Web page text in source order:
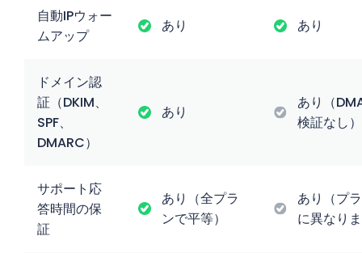
自動IPウォー
ムアップ
あり あり
ドメイン認
証（DKIM、
SPF、
DMARC）
あり
あり（
検証なし）
サポート応
答時間の保
証
あり（全プラ
ンで平等）
あり（プ
に異なり